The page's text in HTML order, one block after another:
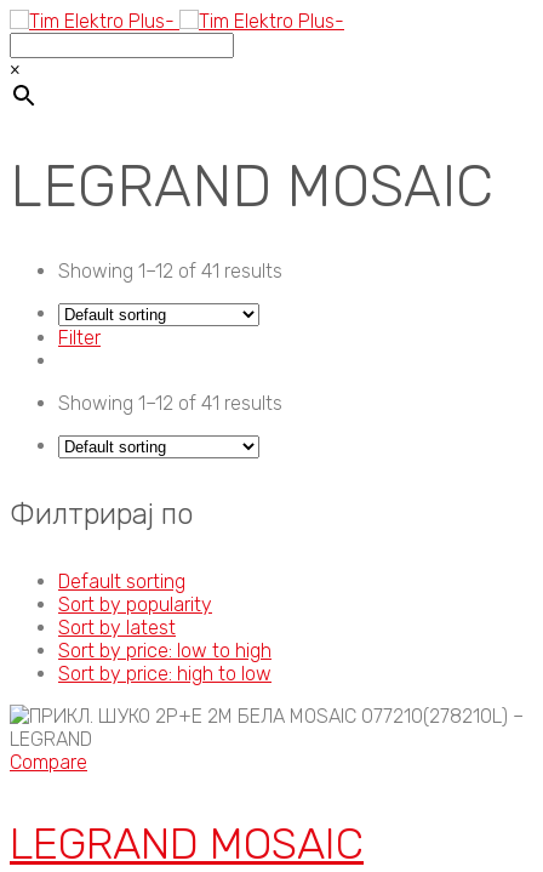
×
LEGRAND MOSAIC
Showing 1–12 of 41 results
Filter
Showing 1–12 of 41 results
Филтрирај по
Default sorting
Sort by popularity
Sort by latest
Sort by price: low to high
Sort by price: high to low
Compare
LEGRAND MOSAIC